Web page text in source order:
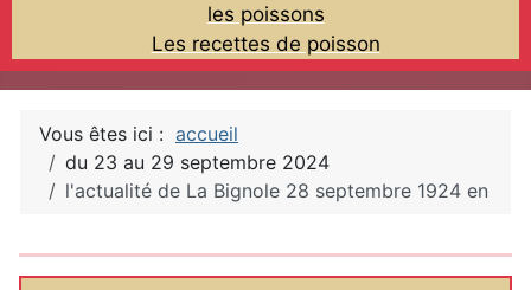
les poissons
Les recettes de poisson
Vous êtes ici : accueil
du 23 au 29 septembre 2024
l'actualité de La Bignole 28 septembre 1924 en